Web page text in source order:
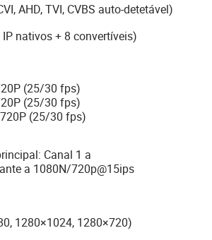
AHD, TVI, CVBS auto-detetável)
nativos + 8 convertíveis)
(25/30 fps)
(25/30 fps)
(25/30 fps)
Canal 1 a
a 1080N/720p@15ips
1280×1024, 1280×720)